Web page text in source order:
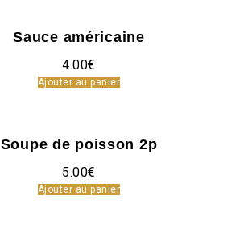
Sauce américaine
4.00€
Ajouter au panier
Soupe de poisson 2p
5.00€
Ajouter au panier